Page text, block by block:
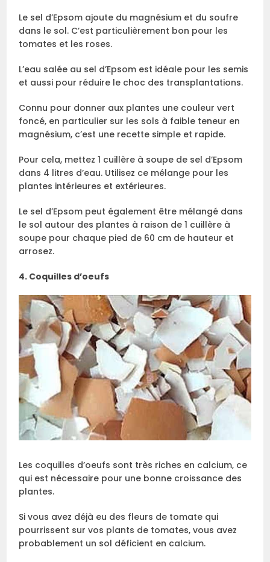
Le sel d’Epsom ajoute du magnésium et du soufre
dans le sol. C’est particulièrement bon pour les
tomates et les roses.
L’eau salée au sel d’Epsom est idéale pour les semis
et aussi pour réduire le choc des transplantations.
Connu pour donner aux plantes une couleur vert
foncé, en particulier sur les sols à faible teneur en
magnésium, c’est une recette simple et rapide.
Pour cela, mettez 1 cuillère à soupe de sel d’Epsom
dans 4 litres d’eau. Utilisez ce mélange pour les
plantes intérieures et extérieures.
Le sel d’Epsom peut également être mélangé dans
le sol autour des plantes à raison de 1 cuillère à
soupe pour chaque pied de 60 cm de hauteur et
arrosez.
4. Coquilles d’oeufs
Les coquilles d’oeufs sont très riches en calcium, ce
qui est nécessaire pour une bonne croissance des
plantes.
Si vous avez déjà eu des fleurs de tomate qui
pourrissent sur vos plants de tomates, vous avez
probablement un sol déficient en calcium.